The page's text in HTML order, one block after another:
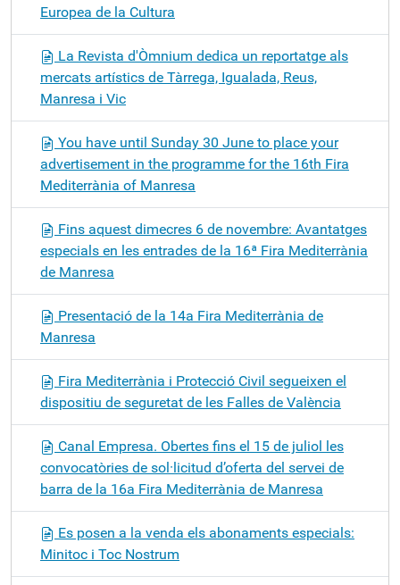
Europea de la Cultura
La Revista d'Òmnium dedica un reportatge als
mercats artístics de Tàrrega, Igualada, Reus,
Manresa i Vic
You have until Sunday 30 June to place your
advertisement in the programme for the 16th Fira
Mediterrània of Manresa
Fins aquest dimecres 6 de novembre: Avantatges
especials en les entrades de la 16ª Fira Mediterrània
de Manresa
Presentació de la 14a Fira Mediterrània de
Manresa
Fira Mediterrània i Protecció Civil segueixen el
dispositiu de seguretat de les Falles de València
Canal Empresa. Obertes fins el 15 de juliol les
convocatòries de sol·licitud d’oferta del servei de
barra de la 16a Fira Mediterrània de Manresa
Es posen a la venda els abonaments especials:
Minitoc i Toc Nostrum